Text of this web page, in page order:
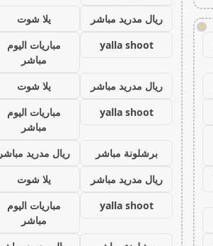
!
ريال مدريد مباشر
يلا شوت
yalla shoot
مباريات اليوم
مباشر
ريال مدريد مباشر
يلا شوت
yalla shoot
مباريات اليوم
مباشر
برشلونة مباشر
ريال مدريد مباشر
ريال مدريد مباشر
يلا شوت
yalla shoot
مباريات اليوم
مباشر